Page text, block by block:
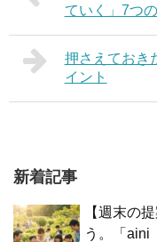
ていく」7つ
押さえておき
イント
新着記事
【週末の
う。「aini